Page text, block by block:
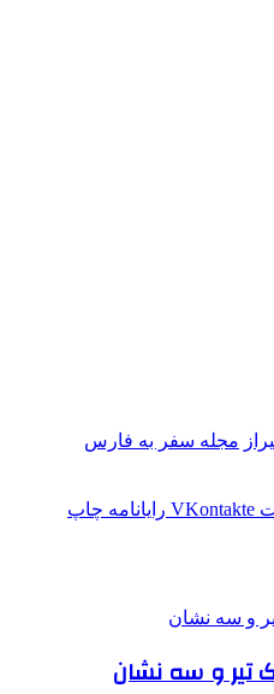
مجله سفر به فارس
‫VKontakte رایانامه چاپ
تیر و سه نشان